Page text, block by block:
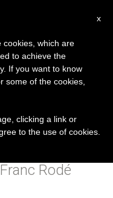
del
di Vita
Rodé
x
cookies, which are
to achieve the
If you want to know
some of the cookies,
clicking a link or
to the use of cookies.